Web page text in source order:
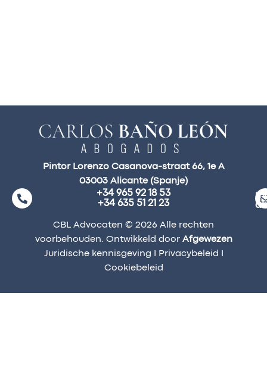
Pintor Lorenzo Casanova-straat 66, 1e A
03003 Alicante (Spanje)
+34 965 92 18 53
+34 635 51 21 23
CBL Advocaten © 2026 Alle rechten
voorbehouden. Ontwikkeld door Afgewezen
Juridische kennisgeving
Privacybeleid
Cookiebeleid